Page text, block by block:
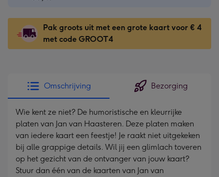
€3,49
-
Voor
-
Dimensions:
130
x
130
mm
Pak groots uit met een grote kaart voor € 4
met code GROOT4
Omschrijving Bezorging
Wie kent ze niet? De humoristische en kleurrijke
platen van Jan van Haasteren. Deze platen maken
van iedere kaart een feestje! Je raakt niet uitgekeken
bij alle grappige details. Wil jij een glimlach toveren
op het gezicht van de ontvanger van jouw kaart?
Stuur dan één van de kaarten van Jan van